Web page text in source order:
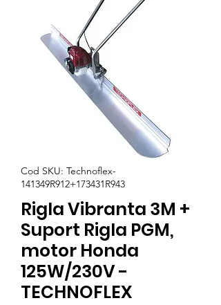
Cod SKU: Technoflex-
141349R912+173431R943
Rigla Vibranta 3M +
Suport Rigla PGM,
motor Honda
125W/230V -
TECHNOFLEX